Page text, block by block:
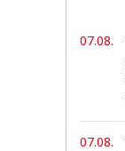
07.08.
07.08.